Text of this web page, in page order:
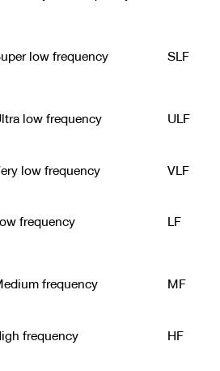
low frequency SLF
low frequency ULF
low frequency VLF
frequency LF
frequency MF
frequency HF